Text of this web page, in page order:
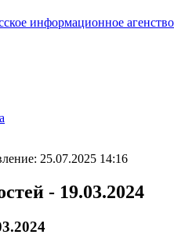
25.07.2025 14:16
- 19.03.2024